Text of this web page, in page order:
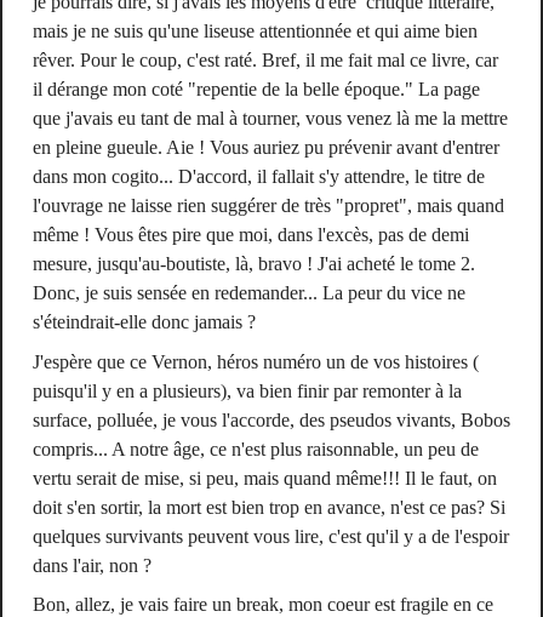
mais je ne suis qu'une liseuse attentionnée et qui aime bien
rêver. Pour le coup, c'est raté. Bref, il me fait mal ce livre, car
il dérange mon coté "repentie de la belle époque." La page
que j'avais eu tant de mal à tourner, vous venez là me la mettre
en pleine gueule. Aie ! Vous auriez pu prévenir avant d'entrer
dans mon cogito... D'accord, il fallait s'y attendre, le titre de
l'ouvrage ne laisse rien suggérer de très "propret", mais quand
même ! Vous êtes pire que moi, dans l'excès, pas de demi
mesure, jusqu'au-boutiste, là, bravo ! J'ai acheté le tome 2.
Donc, je suis sensée en redemander... La peur du vice ne
s'éteindrait-elle donc jamais ?
J'espère que ce Vernon, héros numéro un de vos histoires (
puisqu'il y en a plusieurs), va bien finir par remonter à la
surface, polluée, je vous l'accorde, des pseudos vivants, Bobos
compris... A notre âge, ce n'est plus raisonnable, un peu de
vertu serait de mise, si peu, mais quand même!!! Il le faut, on
doit s'en sortir, la mort est bien trop en avance, n'est ce pas? Si
quelques survivants peuvent vous lire, c'est qu'il y a de l'espoir
dans l'air, non ?
Bon, allez, je vais faire un break, mon coeur est fragile en ce